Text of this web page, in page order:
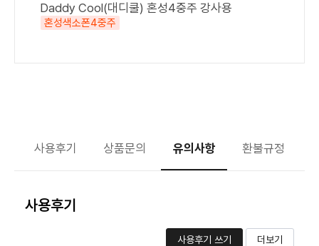
Daddy Cool(대디쿨) 혼성4중주 강사용
혼성색소폰4중주
사용후기 상품문의 유의사항 환불규정
사용후기
사용후기 쓰기 더보기